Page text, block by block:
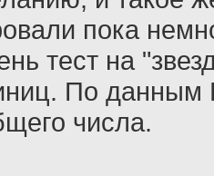
пока
тест на
По данным
числа.